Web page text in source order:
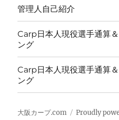
管理人自己紹介
Carp日本人現役選手通算
ング
Carp日本人現役選手通算
ング
大阪カープ.com Proudly